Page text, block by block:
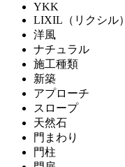
YKK
LIXIL（リクシル）
洋風
ナチュラル
施工種類
新築
アプローチ
スロープ
天然石
門まわり
門柱